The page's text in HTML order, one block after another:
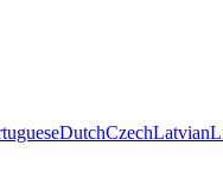
DutchCzechLatvian